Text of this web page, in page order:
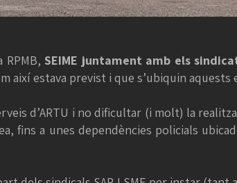
SEIME juntament amb els
així estava previst i que s’ubiquin
d’ARTU i no dificultar (i molt) la
fins a unes dependències policials